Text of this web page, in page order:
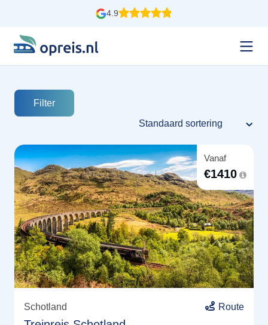
4.9
Filter
Vanaf
€1410
Schotland Route